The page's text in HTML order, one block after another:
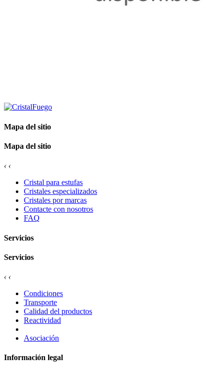
Mapa del sitio
Mapa del sitio
‹ ‹
Cristal para estufas
Cristales especializados
Cristales por marcas
Contacte con nosotros
FAQ
Servicios
Servicios
‹ ‹
Condiciones
Transporte
Calidad del productos
Reactividad
Asociación
Información legal